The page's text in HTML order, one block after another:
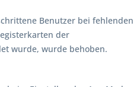
Benutzer bei fehlenden
der
wurde, wurde behoben.